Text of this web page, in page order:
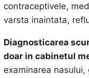
contraceptivele,
varsta inaintata,
Diagnosticarea
doar in cabinetul
examinarea